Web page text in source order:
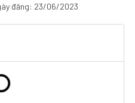
đăng: 23/06/2023